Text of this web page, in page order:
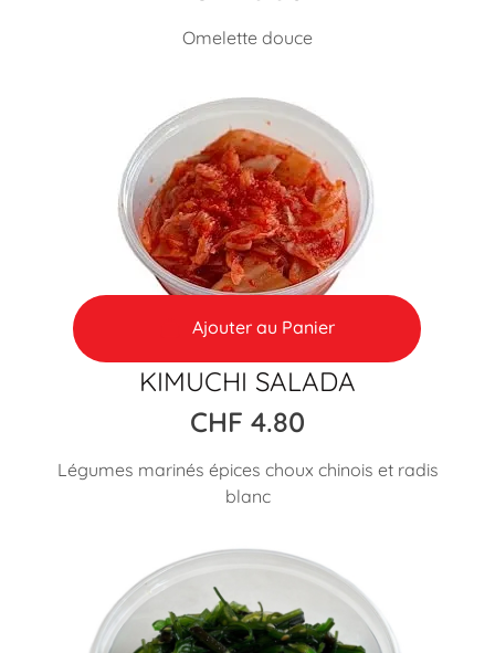
Omelette douce
KIMUCHI SALADA
CHF 4.80
Légumes marinés épices choux chinois et radis
blanc
Ajouter au Panier